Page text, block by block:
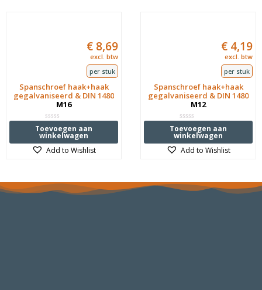
Spanschroef haak+haak
gegalvaniseerd & DIN 1480
M16
Waardering
0
uit
5
€ 8,69
excl. btw
per stuk
Toevoegen aan
winkelwagen
Add to Wishlist
Spanschroef haak+haak
gegalvaniseerd & DIN 1480
M12
Waardering
0
uit
5
€ 4,19
excl. btw
per stuk
Toevoegen aan
winkelwagen
Add to Wishlist